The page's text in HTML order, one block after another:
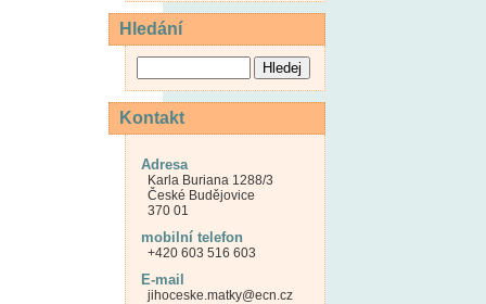
Hledání
Kontakt
Adresa
Karla Buriana 1288/3
České Budějovice
370 01
mobilní telefon
+420 603 516 603
E-mail
jihoceske.matky@ecn.cz